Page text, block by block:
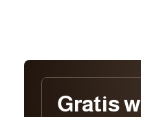
Gratis